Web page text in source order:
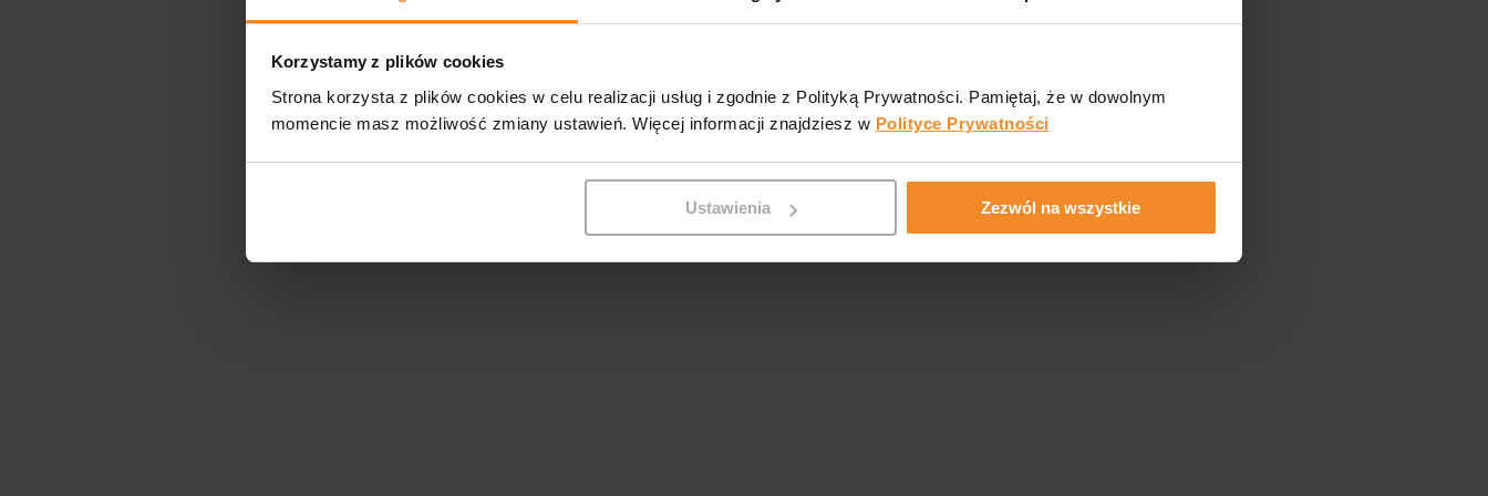
Korzystamy z plików cookies
Strona korzysta z plików cookies w celu realizacji usług i zgodnie z Polityką Prywatności. Pamiętaj, że w dowolnym
momencie masz możliwość zmiany ustawień. Więcej informacji znajdziesz w Polityce Prywatności
Ustawienia Zezwól na wszystkie